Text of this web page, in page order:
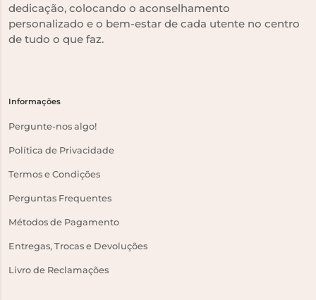
dedicação, colocando o aconselhamento
personalizado e o bem-estar de cada utente no centro
de tudo o que faz.
Informações
Pergunte-nos algo!
Política de Privacidade
Termos e Condições
Perguntas Frequentes
Métodos de Pagamento
Entregas, Trocas e Devoluções
Livro de Reclamações